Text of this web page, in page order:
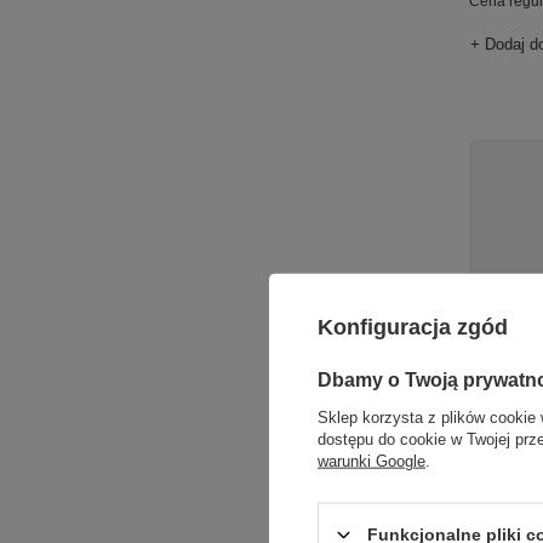
+ Dodaj
Plecak
Konfiguracja zgód
Dbamy o Twoją
Sklep korzysta z plików cookie
dostępu do cookie w Twojej
warunki Google
Funkcjonalne pliki